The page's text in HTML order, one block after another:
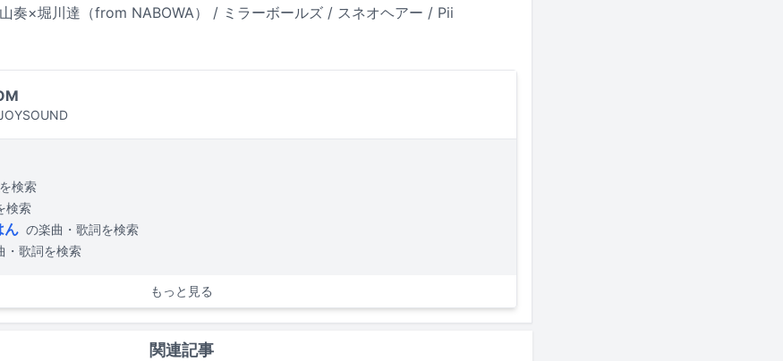
奏×堀川達（from NABOWA） / ミラーボールズ / スネオヘアー / Pii
検索
検索
ん の楽曲・歌詞を検索
・歌詞を検索
もっと見る
関連記事